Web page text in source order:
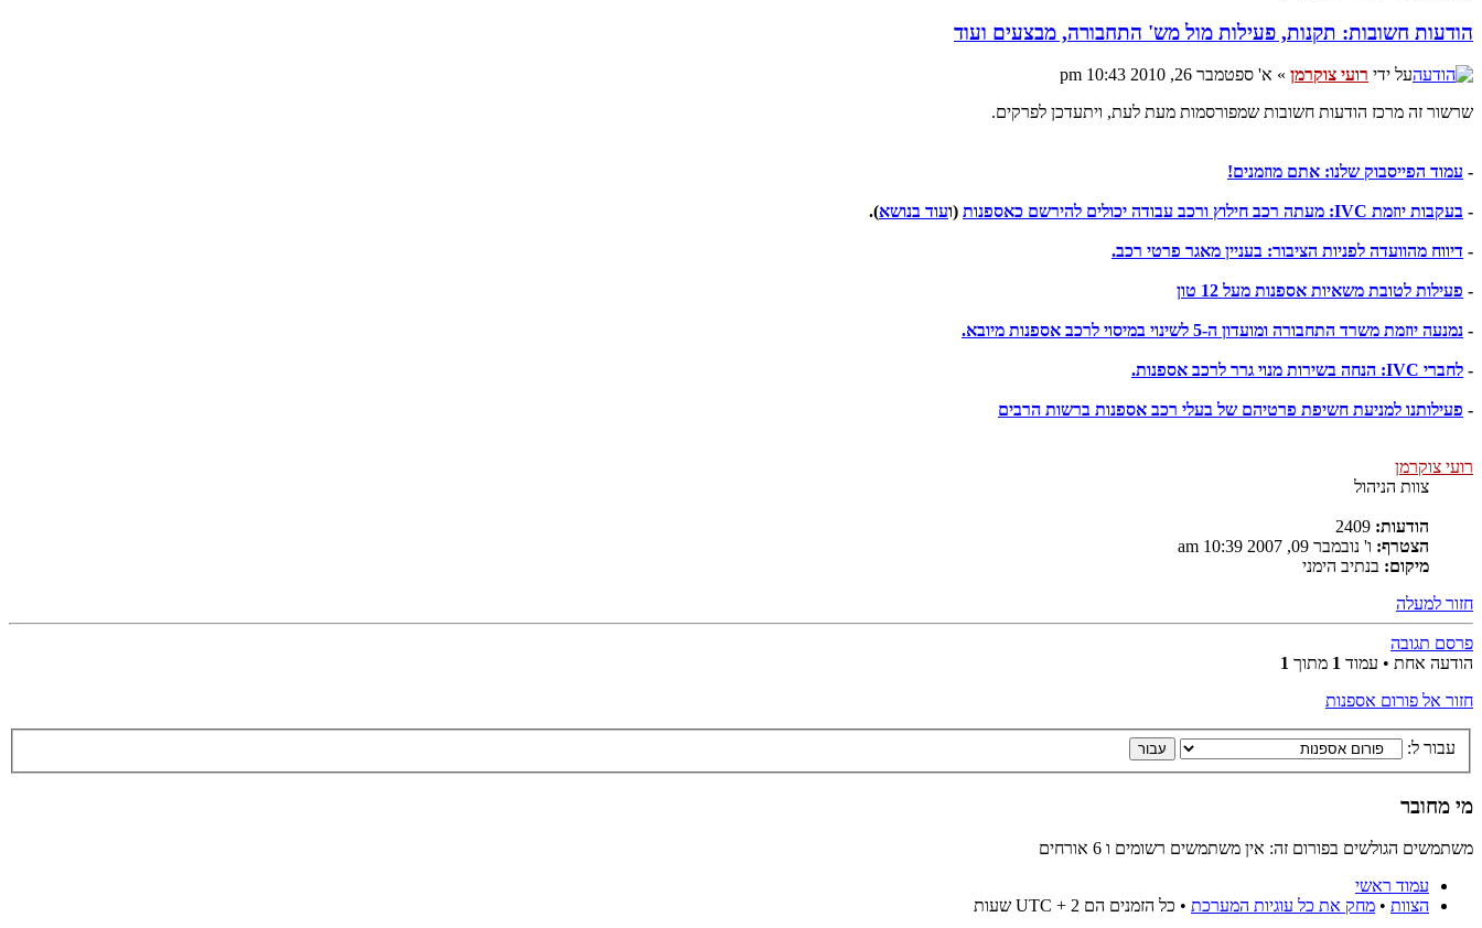
הודעות חשובות: תקנות, פעילות מול מש' התחבורה, מבצעים ועוד
על ידי רועי צוקרמן » א' ספטמבר 26, 2010 10:43 pm
שרשור זה מרכז הודעות חשובות שמפורסמות מעת לעת, ויתעדכן לפרקים.
- עמוד הפייסבוק שלנו: אתם מוזמנים!
- בעקבות יוזמת IVC: מעתה רכב חילוץ ורכב עבודה יכולים להירשם כאספנות (ועוד בנושא).
- דיווח מהוועדה לפניות הציבור: בעניין מאגר פרטי רכב.
- פעילות לטובת משאיות אספנות מעל 12 טון
- נמנעה יוזמת משרד התחבורה ומועדון ה-5 לשינוי במיסוי לרכב אספנות מיובא.
- לחברי IVC: הנחה בשירות מנוי גרר לרכב אספנות.
- פעילותנו למניעת חשיפת פרטיהם של בעלי רכב אספנות ברשות הרבים
רועי צוקרמן
צוות הניהול
הודעות:
הצטרף: ו' נובמבר 09, 2007 10:39 am
מיקום: בנתיב הימני
חזור למעלה
פרסם תגובה
הודעה אחת • עמוד 1 מתוך 1
חזור אל פורום אספנות
עבור ל:
מי מחובר
משתמשים הגולשים בפורום זה: אין משתמשים רשומים ו 6 אורחים
עמוד ראשי
הצוות • מחק את כל עוגיות המערכת • כל הזמנים הם UTC + 2 שעות